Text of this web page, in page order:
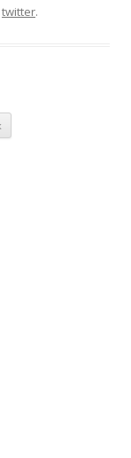
twitter.